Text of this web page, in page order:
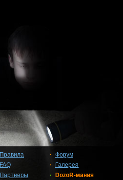
Правила
FAQ
Партнеры
Форум
Галерея
DozoR-мания